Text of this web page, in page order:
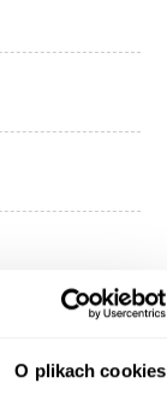
O plikach cookies